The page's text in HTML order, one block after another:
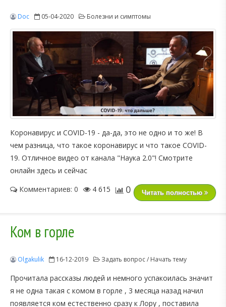
Doc 05-04-2020 Болезни и симптомы
Коронавирус и COVID-19 - да-да, это не одно и то же! В
чем разница, что такое коронавирус и что такое COVID-
19. Отличное видео от канала "Наука 2.0"! Смотрите
онлайн здесь и сейчас
Читать полностью
Комментариев: 0 4 615 0
Ком в горле
Olgakulik 16-12-2019 Задать вопрос / Начать тему
Прочитала рассказы людей и немного успакоилась значит
я не одна такая с комом в горле , 3 месяца назад начил
появляется ком естественно сразу к Лору , поставила